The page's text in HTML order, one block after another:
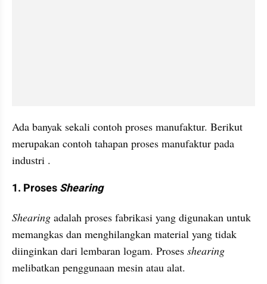
Ada banyak sekali contoh proses manufaktur. Berikut
merupakan contoh tahapan proses manufaktur pada
industri .
1. Proses Shearing
Shearing adalah proses fabrikasi yang digunakan untuk
memangkas dan menghilangkan material yang tidak
diinginkan dari lembaran logam. Proses shearing
melibatkan penggunaan mesin atau alat.